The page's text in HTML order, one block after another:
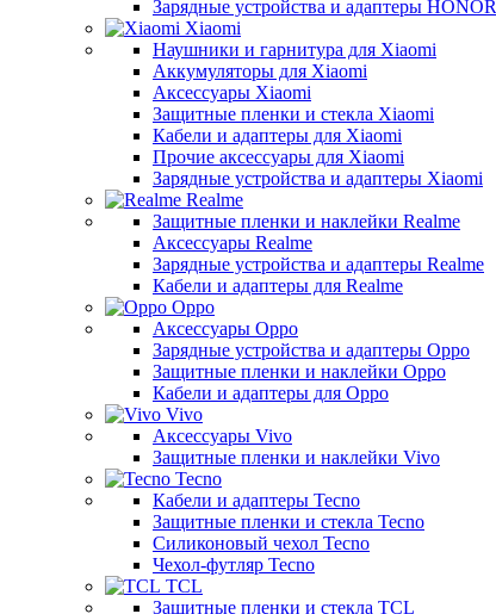
Зарядные устройства и адаптеры HONOR
Xiaomi
Наушники и гарнитура для Xiaomi
Аккумуляторы для Xiaomi
Аксессуары Xiaomi
Защитные пленки и стекла Xiaomi
Кабели и адаптеры для Xiaomi
Прочие аксессуары для Xiaomi
Зарядные устройства и адаптеры Xiaomi
Realme
Защитные пленки и наклейки Realme
Аксессуары Realme
Зарядные устройства и адаптеры Realme
Кабели и адаптеры для Realme
Oppo
Аксессуары Oppo
Зарядные устройства и адаптеры Oppo
Защитные пленки и наклейки Oppo
Кабели и адаптеры для Oppo
Vivo
Аксессуары Vivo
Защитные пленки и наклейки Vivo
Tecno
Кабели и адаптеры Tecno
Защитные пленки и стекла Tecno
Силиконовый чехол Tecno
Чехол-футляр Tecno
TCL
Защитные пленки и стекла TCL